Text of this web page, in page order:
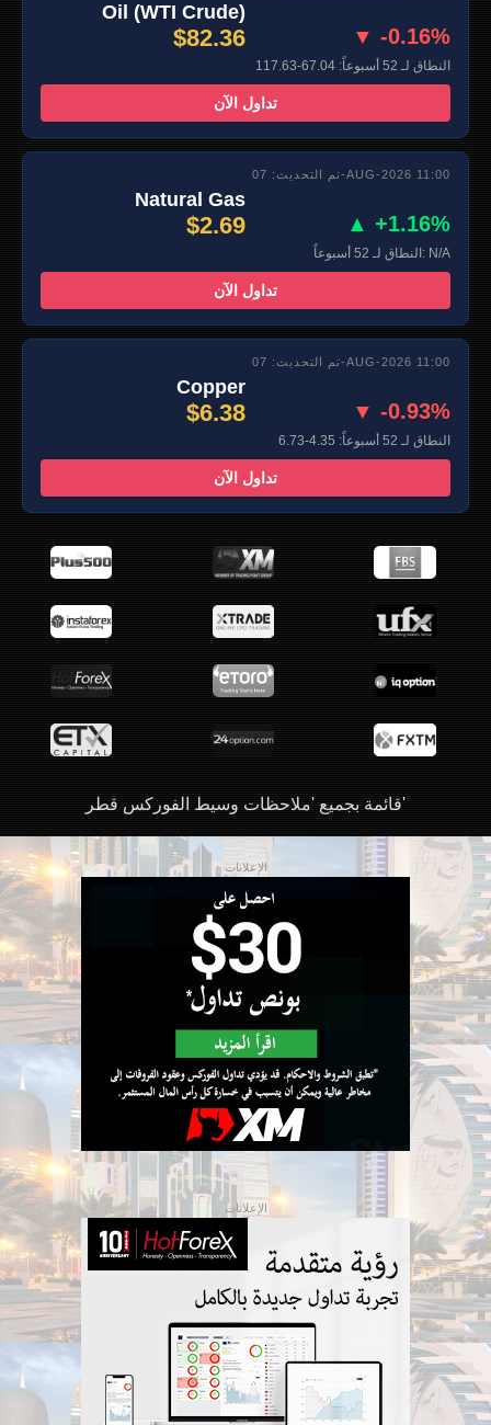
Oil (WTI Crude)
$82.36 ▼ -0.16%
النطاق لـ 52 أسبوعاً: 67.04-117.63
تداول الآن
تم التحديث: 07-AUG-2026 11:00
Natural Gas
$2.69 ▲ +1.16%
النطاق لـ 52 أسبوعاً: N/A
تداول الآن
تم التحديث: 07-AUG-2026 11:00
Copper
$6.38 ▼ -0.93%
النطاق لـ 52 أسبوعاً: 4.35-6.73
تداول الآن
قائمة بجميع 'ملاحظات وسيط الفوركس قطر'
الإعلانات
الإعلانات